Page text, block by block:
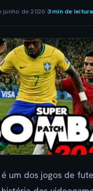
junho de 2026·3 min de leitura
é um dos jogos de